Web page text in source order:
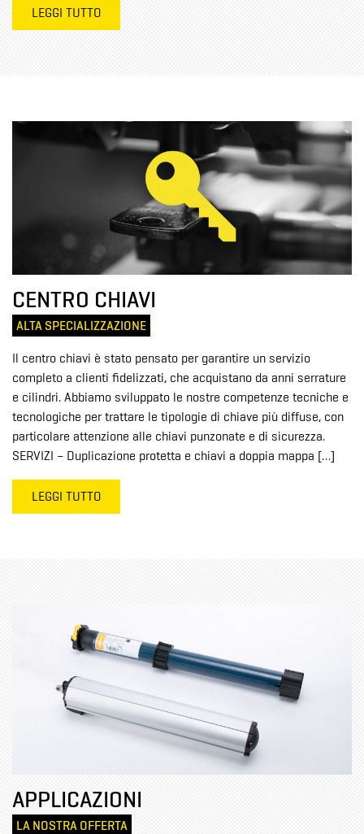
LEGGI TUTTO
CENTRO CHIAVI
ALTA SPECIALIZZAZIONE
Il centro chiavi è stato pensato per garantire un servizio
completo a clienti fidelizzati, che acquistano da anni serrature
e cilindri. Abbiamo sviluppato le nostre competenze tecniche e
tecnologiche per trattare le tipologie di chiave più diffuse, con
particolare attenzione alle chiavi punzonate e di sicurezza.
SERVIZI – Duplicazione protetta e chiavi a doppia mappa […]
LEGGI TUTTO
APPLICAZIONI
LA NOSTRA OFFERTA